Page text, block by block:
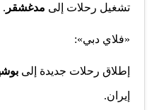
تشغيل رحلات إلى مدغشقر .
«فلاي دبي»:
إطلاق رحلات جديدة إلى
إيران.